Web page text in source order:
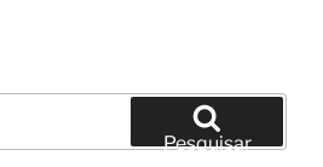
Pesquisar